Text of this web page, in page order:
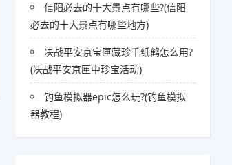
信阳必去的十大景点有哪些?(信阳
必去的十大景点有哪些地方)
决战平安京宝匣藏珍千纸鹤怎么用?
(决战平安京匣中珍宝活动)
钓鱼模拟器epic怎么玩?(钓鱼模拟
器教程)